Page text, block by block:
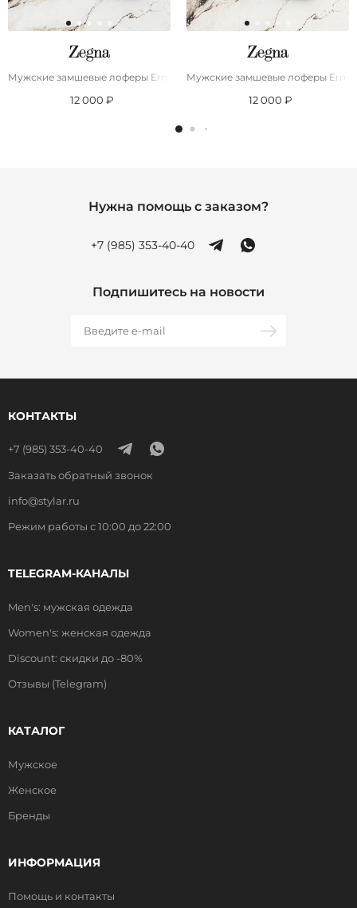
Мужские замшевые лоферы Ermenegildo Zegna
12 000 ₽
Мужские замшевые лоферы
12 000 ₽
Нужна помощь с заказом?
+7 (985) 353-40-40
Подпишитесь на новости
КОНТАКТЫ
+7 (985) 353-40-40
Заказать обратный звонок
info@stylar.ru
Режим работы с 10:00 до 22:00
TELEGRAM-КАНАЛЫ
Men's: мужская одежда
Women's: женская одежда
Discount: скидки до -80%
Отзывы (Telegram)
КАТАЛОГ
Мужское
Женское
Бренды
ИНФОРМАЦИЯ
Помощь и контакты